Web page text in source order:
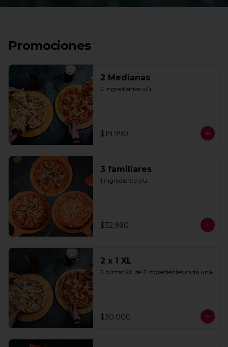
Promociones
2 Medianas
2 ingredientes c/u
$19.990
3 familiares
1 ingrediente c/u
$32.990
2 x 1 XL
2 pizzas XL de 2 ingredientes cada una
$30.000